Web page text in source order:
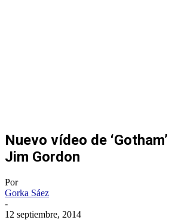
Nuevo vídeo de
Jim Gordon
Por
Gorka Sáez
-
12 septiembre, 2014